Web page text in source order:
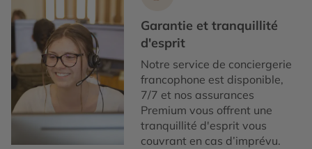
Garantie et tranquillité
d'esprit
Notre service de conciergerie
francophone est disponible,
7/7 et nos assurances
Premium vous offrent une
tranquillité d'esprit vous
couvrant en cas d’imprévu.